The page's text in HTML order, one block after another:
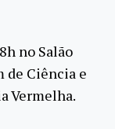
no Salão
de Ciência e
Vermelha.